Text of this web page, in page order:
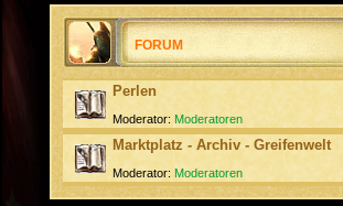
FORUM
Perlen
Moderator: Moderatoren
Marktplatz - Archiv - Greifenwelt
Moderator: Moderatoren